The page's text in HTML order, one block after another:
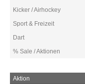
Kicker / Airhockey
Sport & Freizeit
Dart
% Sale / Aktionen
Aktion